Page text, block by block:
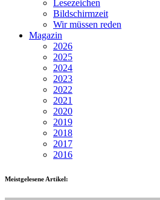
Lesezeichen
Bildschirmzeit
Wir müssen reden
Magazin
2026
2025
2024
2023
2022
2021
2020
2019
2018
2017
2016
Meistgelesene Artikel: